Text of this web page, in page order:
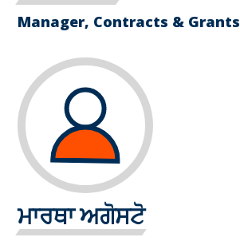
Manager, Contracts & Grants
ਮਾਰਥਾ ਅਗੋਸਟੋ